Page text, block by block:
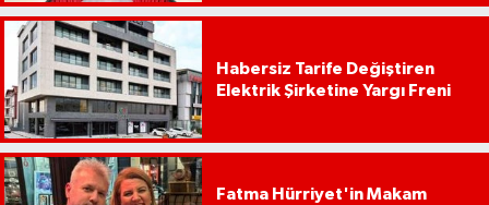
Habersiz Tarife Değiştiren
Elektrik Şirketine Yargı Freni
Fatma Hürriyet'in Makam